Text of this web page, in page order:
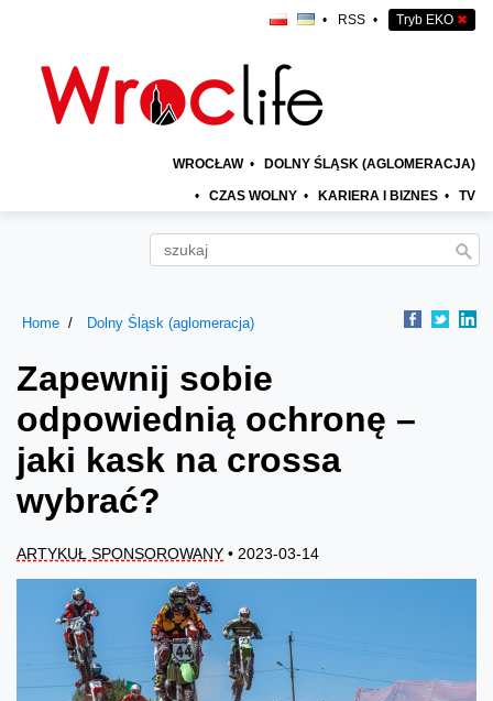
• RSS • Tryb EKO ✖
WROCŁAW • DOLNY ŚLĄSK (AGLOMERACJA)
• CZAS WOLNY • KARIERA I BIZNES • TV
Home Dolny Śląsk (aglomeracja)
Zapewnij sobie
odpowiednią ochronę –
jaki kask na crossa
wybrać?
ARTYKUŁ SPONSOROWANY • 2023-03-14